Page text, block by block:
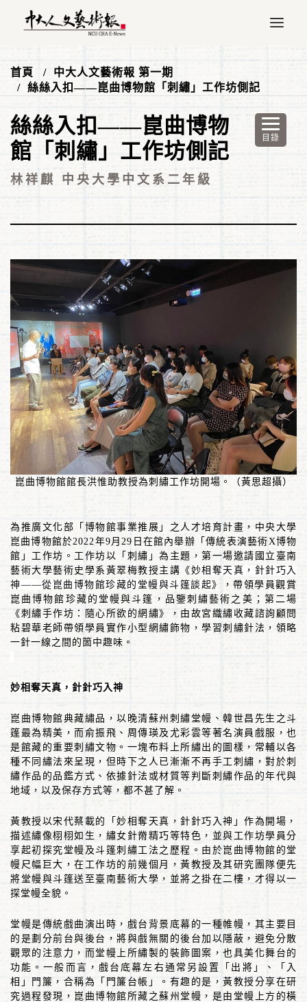
首頁
中大人文藝術報 第一期
絲絲入扣——崑曲博物館「刺繡」工作坊側記
絲絲入扣——崑曲博物
館「刺繡」工作坊側記
林祥麒 中央大學中文系二年級
崑曲博物館館長洪惟助教授為刺繡工作坊開場。（黃思超攝）
為推廣文化部「博物館事業推展」之人才培育計畫，中央大學
崑曲博物館於2022 年9 月 29 日在館內舉辦「傳統表演藝術X博物
館」工作坊。工作坊以「刺繡」為主題，第一場邀請國立臺南
藝術大學藝術史學系黃翠梅教授主講《妙相奪天真，針針巧入
神 ——從崑曲博物館珍藏的堂幔與斗篷談起》，帶領學員觀賞
崑曲博物館珍藏的堂幔與斗篷，品鑒刺繡藝術之美；第二場
《刺繡手作坊：隨心所欲的網繡》，由故宮織繡收藏諮詢顧問
粘碧華老師帶領學員實作小型網繡飾物，學習刺繡針法，領略
一針一線之間的箇中趣味。
妙相奪天真，針針巧入神
崑曲博物館典藏繡品，以晚清蘇州刺繡堂幔、韓世昌先生之斗
篷最為精美，而俞振飛、周傳瑛及尤彩雲等著名演員戲服，也
是館藏的重要刺繡文物。一塊布料上所繡出的圖樣，常輔以各
種不同繡法來呈現，但時下之人已漸漸不再手工刺繡，對於刺
繡作品的品鑑方式、依據針法或材質等判斷刺繡作品的年代與
地域，以及保存方式等，都不甚了解。
黃教授以宋代蔡載的「妙相奪天真，針針巧入神」作為開場，
描述繡像栩栩如生，繡女針黹精巧等特色，並與工作坊學員分
享起初探究堂幔及斗篷刺繡工法之歷程。由於崑曲博物館的堂
幔尺幅巨大，在工作坊的前幾個月，黃教授及其研究團隊便先
將堂幔與斗篷送至臺南藝術大學，並將之掛在二樓，才得以一
探堂幔全貌。
堂幔是傳統戲曲演出時，戲台背景底幕的一種帷幔，其主要目
的是劃分前台與後台，將與戲無關的後台加以隱蔽，避免分散
觀眾的注意力，而堂幔上所繡製的裝飾圖案，也具美化舞台的
功能。一般而言，戲台底幕左右通常另設置「出將」、「入
相」門簾，合稱為「門簾台帳」。有趣的是，黃教授分享在研
究過程發現，崑曲博物館所藏之蘇州堂幔，是由堂幔上方的橫